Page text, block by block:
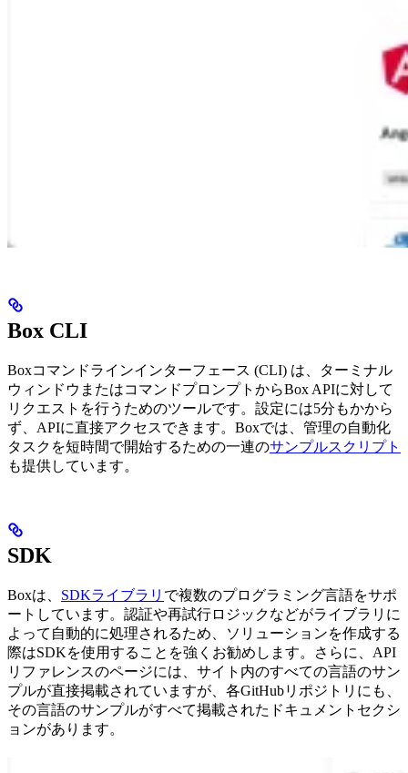
Box CLI
Boxコマンドラインインターフェース (CLI) は、ターミナル
ウィンドウまたはコマンドプロンプトからBox APIに対して
リクエストを行うためのツールです。設定には5分もかから
ず、APIに直接アクセスできます。Boxでは、管理の自動化
タスクを短時間で開始するための一連のサンプルスクリプト
も提供しています。
SDK
Boxは、 SDKライブラリ で複数のプログラミング言語をサポ
ートしています。認証や再試行ロジックなどがライブラリに
よって自動的に処理されるため、ソリューションを作成する
際はSDKを使用することを強くお勧めします。さらに、API
リファレンスのページには、サイト内のすべての言語のサン
プルが直接掲載されていますが、各GitHubリポジトリにも、
その言語のサンプルがすべて掲載されたドキュメントセクシ
ョンがあります。